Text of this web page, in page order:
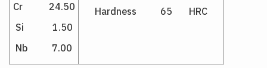
Cr 24.50
Si 1.50
Nb 7.00
Hardness 65 HRC